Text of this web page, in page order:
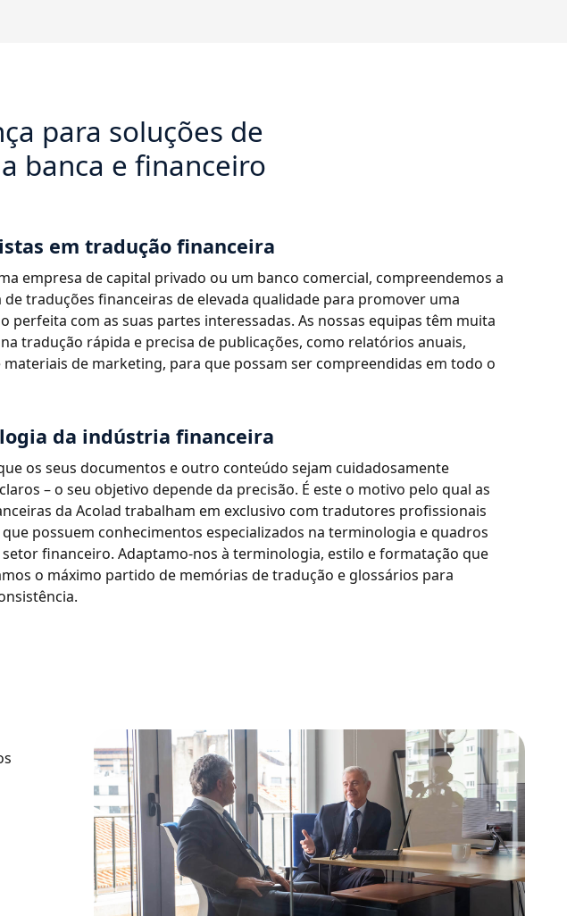
para soluções de
banca e financeiro
em tradução financeira
empresa de capital privado ou um banco comercial, compreendemos a
traduções financeiras de elevada qualidade para promover uma
perfeita com as suas partes interessadas. As nossas equipas têm muita
tradução rápida e precisa de publicações, como relatórios anuais,
de marketing, para que possam ser compreendidas em todo o
da indústria financeira
os seus documentos e outro conteúdo sejam cuidadosamente
– o seu objetivo depende da precisão. É este o motivo pelo qual as
da Acolad trabalham em exclusivo com tradutores profissionais
possuem conhecimentos especializados na terminologia e quadros
financeiro. Adaptamo-nos à terminologia, estilo e formatação que
o máximo partido de memórias de tradução e glossários para